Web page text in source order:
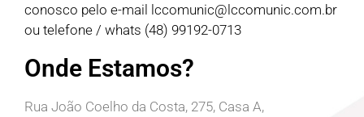
conosco pelo e-mail lccomunic@lccomunic.com.br
ou telefone / whats (48) 99192-0713
Onde Estamos?
Rua João Coelho da Costa, 275, Casa A,